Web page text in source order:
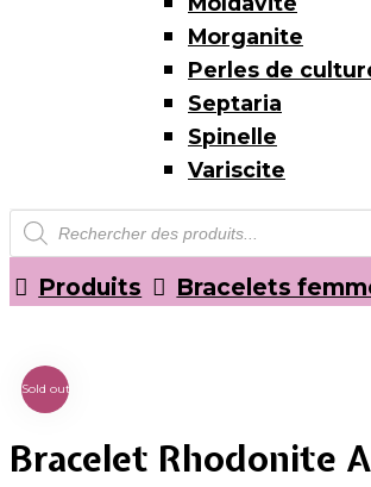
Morganite
Perles de
Septaria
Spinelle
Variscite
Recherche
de
produits
Produits Bracelets
Sold out
Bracelet Rhodonite